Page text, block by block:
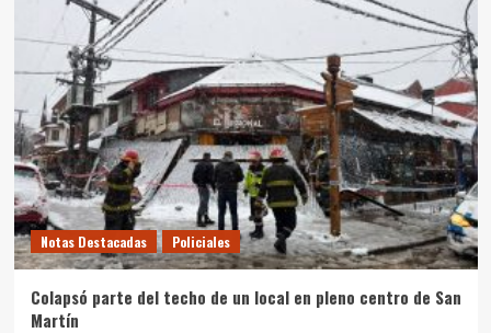
Notas Destacadas Policiales
Colapsó parte del techo de un local en pleno centro de San
Martín